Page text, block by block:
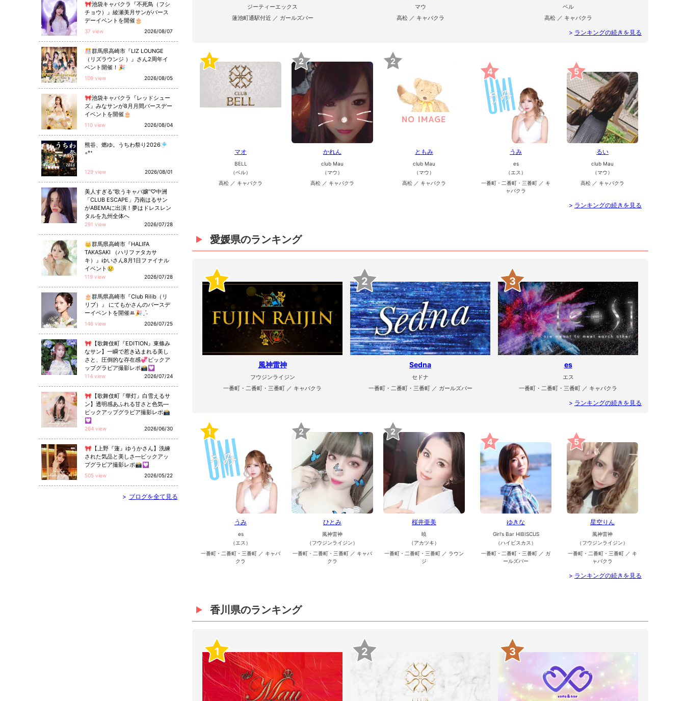
ジーティーエックス
蓮池町通駅付近 ／ ガールズバー
マウ
高松 ／ キャバクラ
ベル
高松 ／ キャバクラ
> ランキングの続きを見る
1
マオ
BELL
（ベル）
高松 ／ キャバクラ
2
かれん
club Mau
（マウ）
高松 ／ キャバクラ
2
ともみ
club Mau
（マウ）
高松 ／ キャバクラ
4
うみ
es
（エス）
一番町・二番町・三番町 ／ キ
ャバクラ
5
るい
club Mau
（マウ）
高松 ／ キャバクラ
> ランキングの続きを見る
愛媛県のランキング
1
風神雷神
フウジンライジン
一番町・二番町・三番町 ／ キャバクラ
2
Sedna
セドナ
一番町・二番町・三番町 ／ ガールズバー
3
es
エス
一番町・二番町・三番町 ／ キャバクラ
> ランキングの続きを見る
1
うみ
es
（エス）
一番町・二番町・三番町 ／ キャバ
クラ
2
ひとみ
風神雷神
（フウジンライジン）
一番町・二番町・三番町 ／ キャバ
クラ
2
桜井亜美
暁
（アカツキ）
一番町・二番町・三番町 ／ ラウン
ジ
4
ゆきな
Girl's Bar HIBISCUS
（ハイビスカス）
一番町・二番町・三番町 ／ ガ
ールズバー
5
星空りん
風神雷神
（フウジンライジン）
一番町・二番町・三番町 ／ キ
ャバクラ
> ランキングの続きを見る
香川県のランキング
1 2 3
🎀池袋キャバクラ『不死鳥（フシ
チョウ）』綾瀬美月サンがバース
デーイベントを開催🎂
37 view 2026/08/07
🎊群馬県高崎市『LIZ LOUNGE
（リズラウンジ ）』さん2周年イ
ベント開催！🎉
109 view 2026/08/05
🎀池袋キャバクラ『レッドシュー
ズ』みなサンが8月月間バースデー
イベントを開催🎂
110 view 2026/08/04
熊谷、燃ゆ。うちわ祭り2026🎐
◦°⁺
129 view 2026/08/01
美人すぎる“歌うキャバ嬢”♡中洲
「CLUB ESCAPE」乃南はるサン
がABEMAに出演！夢はドレスレン
タルを九州全体へ
291 view 2026/07/28
👑群馬県高崎市『HALIFA
TAKASAKI （ハリファタカサ
キ）』ゆいさん8月1日ファイナル
イベント😢
119 view 2026/07/28
🎂群馬県高崎市『Club Rilib（リ
リブ）』 にてもかさんのバースデ
ーイベントを開催ꔛ🎉ˎˊ˗
146 view 2026/07/25
🎀【歌舞伎町『EDITION』東條み
なサン】一瞬で惹き込まれる美し
さと、圧倒的な存在感💞ピックア
ップグラビア撮影レポ📸💟
114 view 2026/07/24
🎀【歌舞伎町『華灯』白雪えるサ
ン】透明感あふれる甘さと色気—
ピックアップグラビア撮影レポ📸
💟
264 view 2026/06/30
🎀【上野『蓮』ゆうかさん】洗練
された気品と美しさ—ピックアッ
プグラビア撮影レポ📸💟
505 view 2026/05/22
> ブログを全て見る